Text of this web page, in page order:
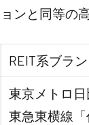
ンと同等の
REIT系ブラ
東京メトロ
東急東横線